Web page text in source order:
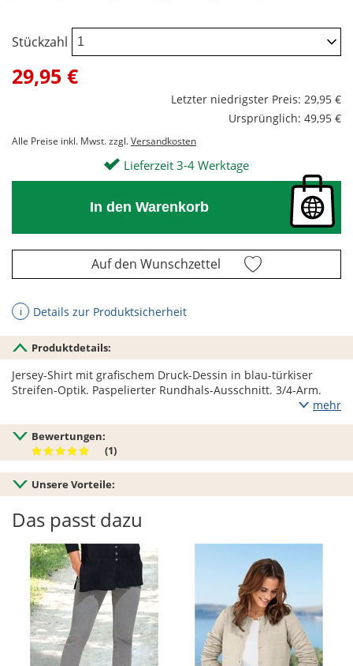
Stückzahl
29,95 €
Letzter niedrigster Preis: 29,95 €
Ursprünglich: 49,95 €
Alle Preise inkl. Mwst. zzgl.Versandkosten
Lieferzeit 3-4 Werktage
In den Warenkorb
Auf den Wunschzettel
ℹ Details zur Produktsicherheit
Produktdetails:
Jersey-Shirt mit grafischem Druck-Dessin in blau-türkiser
Streifen-Optik. Paspelierter Rundhals-Ausschnitt. 3/4-Arm.
mehr
Bewertungen:
(1)
Unsere Vorteile:
Das passt dazu